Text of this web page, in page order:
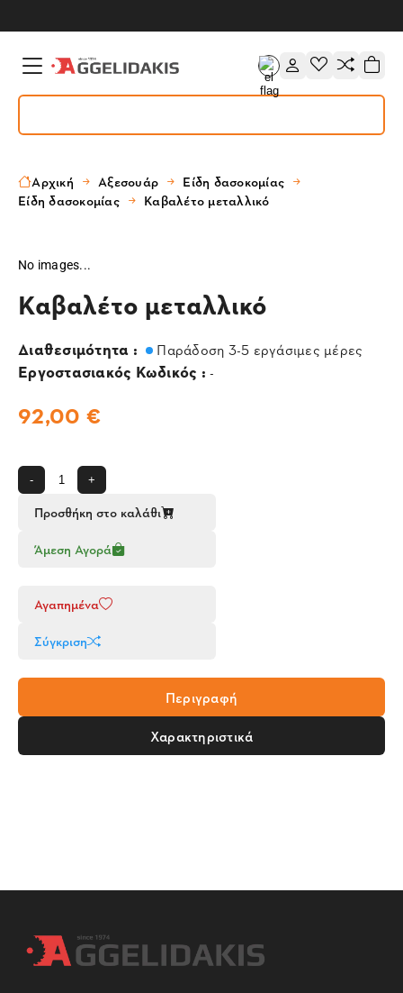
Αρχική Αξεσουάρ
Είδη δασοκομίας
Είδη δασοκομίας
Καβαλέτο μεταλλικό
No images...
Καβαλέτο μεταλλικό
Διαθεσιμότητα : Παράδοση 3-5 εργάσιμες μέρες
Εργοστασιακός Κωδικός : -
92,00 €
- +
Προσθήκη στο καλάθι
Άμεση Αγορά
Αγαπημένα
Σύγκριση
Περιγραφή
Χαρακτηριστικά